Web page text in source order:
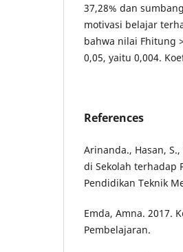
37,28% dan
motivasi belajar
bahwa nilai Fhitung
0,05, yaitu 0,004.
References
Arinanda., Hasan,
di Sekolah terhadap
Pendidikan Teknik
Emda, Amna. 2017.
Pembelajaran.